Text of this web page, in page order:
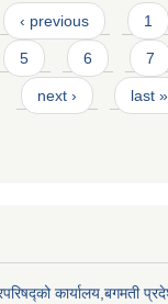
‹ previous 1
5 6 7
next › last »
कार्यालय,बगमती